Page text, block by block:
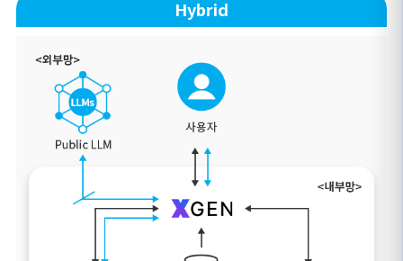
Hybrid